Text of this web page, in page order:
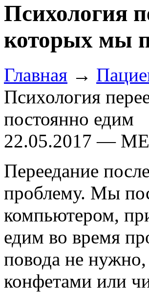
Психология
которых мы
Главная →
Психология
постоянно едим
22.05.2017 —
Переедание
проблему. Мы
компьютером,
едим во время
повода не нужно,
конфетами или